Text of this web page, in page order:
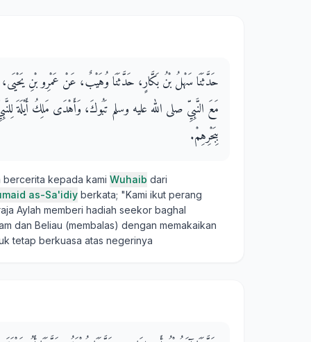
حَدَّثَنَا سَهْلُ بْنُ بَكَّارٍ، حَدَّثَنَا وُهَيْبٌ، عَنْ عَمْرِو بْنِ
مَعَ النَّبِيِّ صلى الله عليه وسلم تَبُوكَ، وَأَهْدَى مَلِكُ أَيْلَةَ
بِبَحْرِهِمْ‏.‏
kepada kami Wuhaib dari
as-Sa'idiy berkata; "Kami ikut perang
Aylah memberi hadiah seekor baghal
dan Beliau (membalas) dengan memakaikan
tetap berkuasa atas negerinya